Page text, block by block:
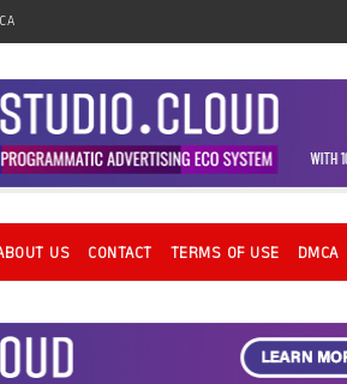
US CONTACT TERMS OF USE DMCA